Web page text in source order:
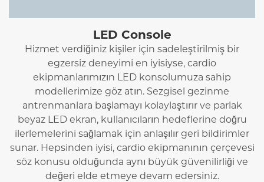
LED Console
Hizmet verdiğiniz kişiler için sadeleştirilmiş bir
egzersiz deneyimi en iyisiyse, cardio
ekipmanlarımızın LED konsolumuza sahip
modellerimize göz atın. Sezgisel gezinme
antrenmanlara başlamayı kolaylaştırır ve parlak
beyaz LED ekran, kullanıcıların hedeflerine doğru
ilerlemelerini sağlamak için anlaşılır geri bildirimler
sunar. Hepsinden iyisi, cardio ekipmanının çerçevesi
söz konusu olduğunda aynı büyük güvenilirliği ve
değeri elde etmeye devam edersiniz.